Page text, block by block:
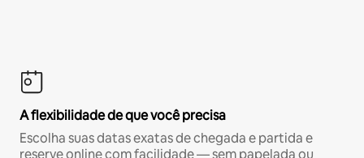
A flexibilidade de que você precisa
Escolha suas datas exatas de chegada e partida e
reserve online com facilidade — sem papelada ou